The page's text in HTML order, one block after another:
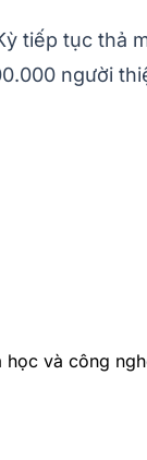
tiếp tục thả
người
học và công